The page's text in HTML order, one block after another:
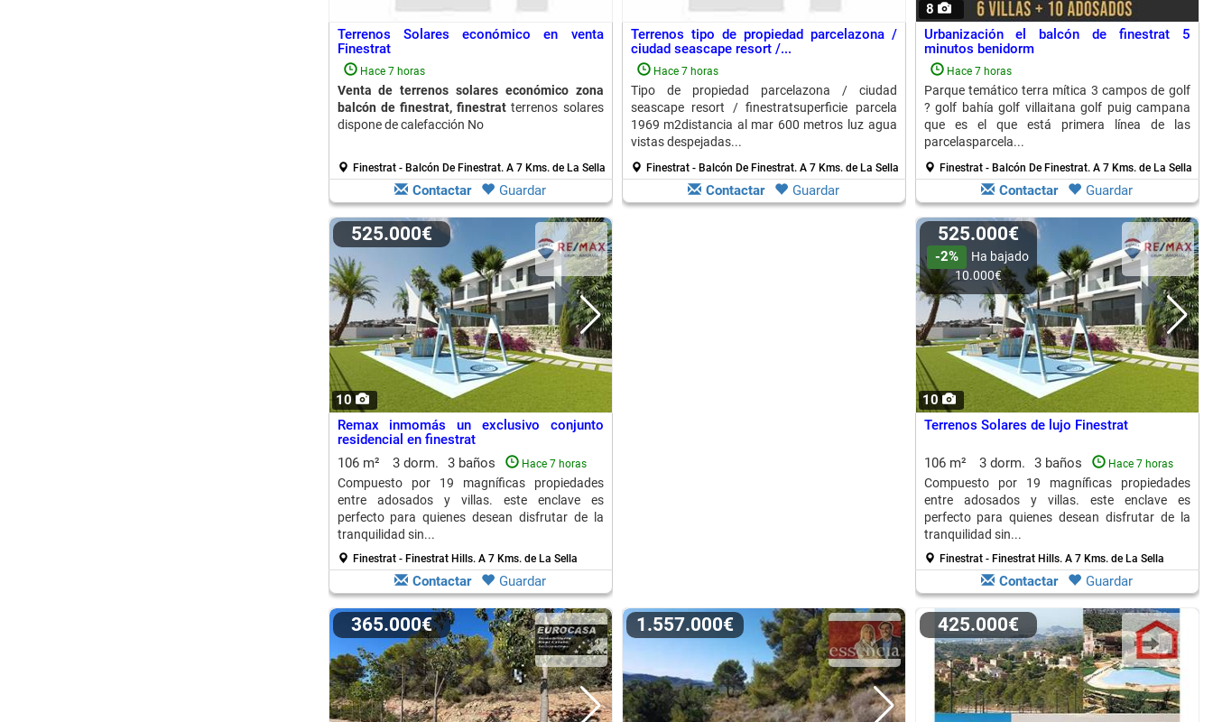
Terrenos Solares económico en venta
Finestrat
Hace 7 horas
Venta de terrenos solares económico zona
balcón de finestrat, finestrat terrenos solares
dispone de calefacción No
Finestrat - Balcón De Finestrat. A 7 Kms. de La Sella
Contactar Guardar
Terrenos tipo de propiedad parcelazona /
ciudad seascape resort /...
Hace 7 horas
Tipo de propiedad parcelazona / ciudad
seascape resort / finestratsuperficie parcela
1969 m2distancia al mar 600 metros luz agua
vistas despejadas...
Finestrat - Balcón De Finestrat. A 7 Kms. de La Sella
Contactar Guardar
8
Urbanización el balcón de finestrat 5
minutos benidorm
Hace 7 horas
Parque temático terra mítica 3 campos de golf
? golf bahía golf villaitana golf puig campana
que es el que está primera línea de las
parcelasparcela...
Finestrat - Balcón De Finestrat. A 7 Kms. de La Sella
Contactar Guardar
10
525.000€
Remax inmomás un exclusivo conjunto
residencial en finestrat
106 m²
3 dorm. 3 baños Hace 7 horas
Compuesto por 19 magníficas propiedades
entre adosados y villas. este enclave es
perfecto para quienes desean disfrutar de la
tranquilidad sin...
Finestrat - Finestrat Hills. A 7 Kms. de La Sella
Contactar Guardar
10
525.000€
-2%
Ha bajado
10.000€
Terrenos Solares de lujo Finestrat
106 m² 3 dorm. 3 baños Hace 7 horas
Compuesto por 19 magníficas propiedades
entre adosados y villas. este enclave es
perfecto para quienes desean disfrutar de la
tranquilidad sin...
Finestrat - Finestrat Hills. A 7 Kms. de La Sella
Contactar Guardar
365.000€ 1.557.000€ 425.000€